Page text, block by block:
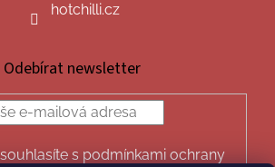
hotchilli.cz
Odebírat newsletter
s podmínkami ochrany